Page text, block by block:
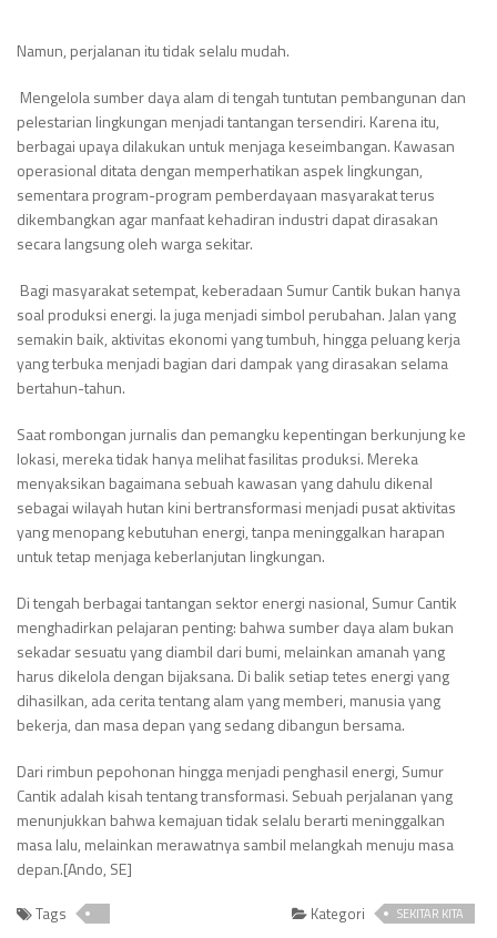
Namun, perjalanan itu tidak selalu mudah.
Mengelola sumber daya alam di tengah tuntutan pembangunan dan
pelestarian lingkungan menjadi tantangan tersendiri. Karena itu,
berbagai upaya dilakukan untuk menjaga keseimbangan. Kawasan
operasional ditata dengan memperhatikan aspek lingkungan,
sementara program-program pemberdayaan masyarakat terus
dikembangkan agar manfaat kehadiran industri dapat dirasakan
secara langsung oleh warga sekitar.
Bagi masyarakat setempat, keberadaan Sumur Cantik bukan hanya
soal produksi energi. Ia juga menjadi simbol perubahan. Jalan yang
semakin baik, aktivitas ekonomi yang tumbuh, hingga peluang kerja
yang terbuka menjadi bagian dari dampak yang dirasakan selama
bertahun-tahun.
Saat rombongan jurnalis dan pemangku kepentingan berkunjung ke
lokasi, mereka tidak hanya melihat fasilitas produksi. Mereka
menyaksikan bagaimana sebuah kawasan yang dahulu dikenal
sebagai wilayah hutan kini bertransformasi menjadi pusat aktivitas
yang menopang kebutuhan energi, tanpa meninggalkan harapan
untuk tetap menjaga keberlanjutan lingkungan.
Di tengah berbagai tantangan sektor energi nasional, Sumur Cantik
menghadirkan pelajaran penting: bahwa sumber daya alam bukan
sekadar sesuatu yang diambil dari bumi, melainkan amanah yang
harus dikelola dengan bijaksana. Di balik setiap tetes energi yang
dihasilkan, ada cerita tentang alam yang memberi, manusia yang
bekerja, dan masa depan yang sedang dibangun bersama.
Dari rimbun pepohonan hingga menjadi penghasil energi, Sumur
Cantik adalah kisah tentang transformasi. Sebuah perjalanan yang
menunjukkan bahwa kemajuan tidak selalu berarti meninggalkan
masa lalu, melainkan merawatnya sambil melangkah menuju masa
depan.[Ando, SE]
Tags Kategori SEKITAR KITA